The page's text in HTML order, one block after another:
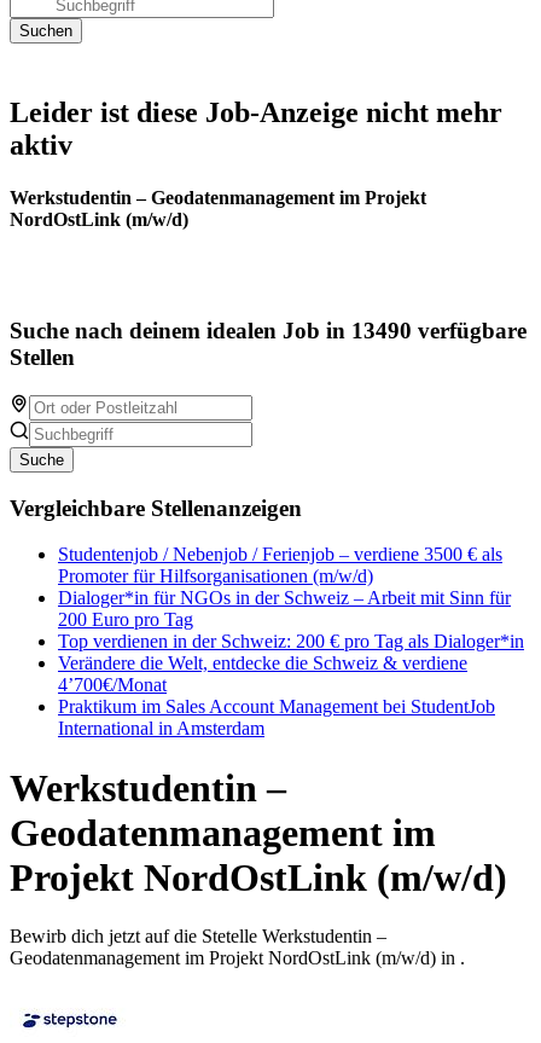
Leider ist diese Job-Anzeige nicht mehr
aktiv
Werkstudentin – Geodatenmanagement im Projekt
NordOstLink (m/w/d)
Suche nach deinem idealen Job in 13490 verfügbare
Stellen
Suche
Vergleichbare Stellenanzeigen
Studentenjob / Nebenjob / Ferienjob – verdiene 3500 € als
Promoter für Hilfsorganisationen (m/w/d)
Dialoger*in für NGOs in der Schweiz – Arbeit mit Sinn für
200 Euro pro Tag
Top verdienen in der Schweiz: 200 € pro Tag als Dialoger*in
Verändere die Welt, entdecke die Schweiz & verdiene
4’700€/Monat
Praktikum im Sales Account Management bei StudentJob
International in Amsterdam
Werkstudentin –
Geodatenmanagement im
Projekt NordOstLink (m/w/d)
Bewirb dich jetzt auf die Stetelle Werkstudentin –
Geodatenmanagement im Projekt NordOstLink (m/w/d) in .